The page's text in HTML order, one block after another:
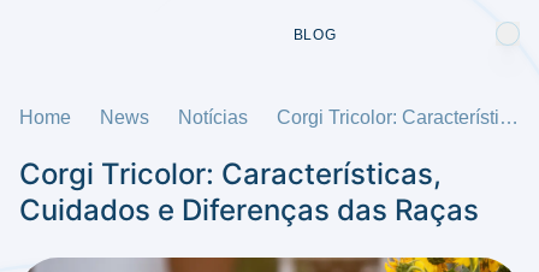
BLOG
Home News Notícias Corgi Tricolor: Características, Cuidados e Diferenças das Raças
Corgi Tricolor: Características,
Cuidados e Diferenças das Raças